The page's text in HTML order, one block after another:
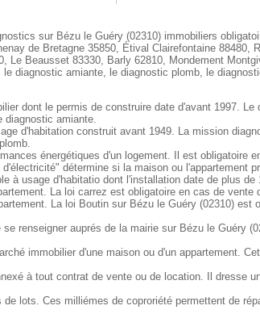
sur Bézu le Guéry (02310) immobiliers
de Bretagne 35850, Étival Clairefontaine 88480,
Beausset 83330, Barly 62810, Mondement
diagnostic amiante, le diagnostic plomb, le
dont le permis de construire date d'avant 1997.
amiante.
d'habitation construit avant 1949. La mission
énergétiques d'un logement. Il est obligatoire
détermine si la maison ou l'appartement
à usage d'habitatio dont l'installation date de plus de
La loi carrez est obligatoire en cas de vente
La loi Boutin sur Bézu le Guéry (02310)
renseigner auprés de la mairie sur Bézu le Guéry
immobilier d'une maison ou d'un appartement.
à tout contrat de vente ou de location. Il dresse
lots. Ces milliémes de coproriété permettent de